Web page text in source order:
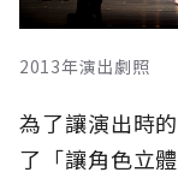
2013年演出劇照
為了讓演出時
了「讓角色立